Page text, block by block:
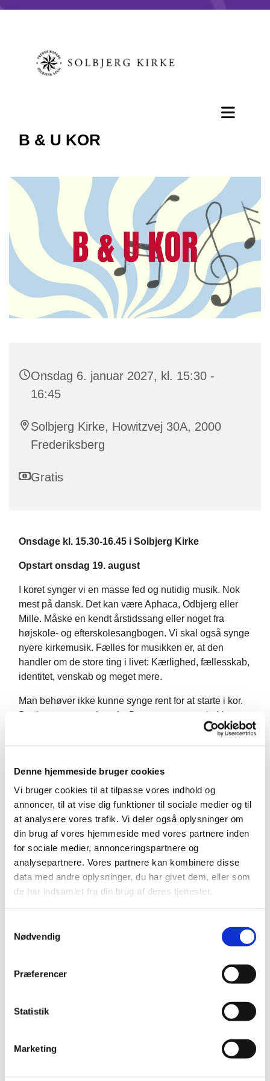
Denne hjemmeside bruger cookies
Vi bruger cookies til at tilpasse vores indhold og
annoncer, til at vise dig funktioner til sociale medier og til
at analysere vores trafik. Vi deler også oplysninger om
din brug af vores hjemmeside med vores partnere inden
for sociale medier, annonceringspartnere og
analysepartnere. Vores partnere kan kombinere disse
data med andre oplysninger, du har givet dem, eller som
de har indsamlet fra din brug af deres tjenester.
Nødvendig
Præferencer
Statistik
Marketing
B & U KOR
Onsdag 6. januar 2027, kl. 15:30 -
16:45
Solbjerg Kirke, Howitzvej 30A, 2000
Frederiksberg
Gratis
Onsdage kl. 15.30-16.45 i Solbjerg Kirke
Opstart onsdag 19. august
I koret synger vi en masse fed og nutidig musik. Nok
mest på dansk. Det kan være Aphaca, Odbjerg eller
Mille. Måske en kendt årstidssang eller noget fra
højskole- og efterskolesangbogen. Vi skal også synge
nyere kirkemusik. Fælles for musikken er, at den
handler om de store ting i livet: Kærlighed, fællesskab,
identitet, venskab og meget mere.
Man behøver ikke kunne synge rent for at starte i kor.
Det lærer man undervejs. Det eneste, man skal have,
gratis at være med. Ved spørgsmål, så skriv til Morten
Tilmelding her
Korleder er Morten, som er organist i Solbjerg
Kirke.
Ud over at være organist så er Morten uddannet
pianist fra Rytmisk Musikkonservatorium og har
mange års erfaring som korleder og arrangør. Han
synger sammen.